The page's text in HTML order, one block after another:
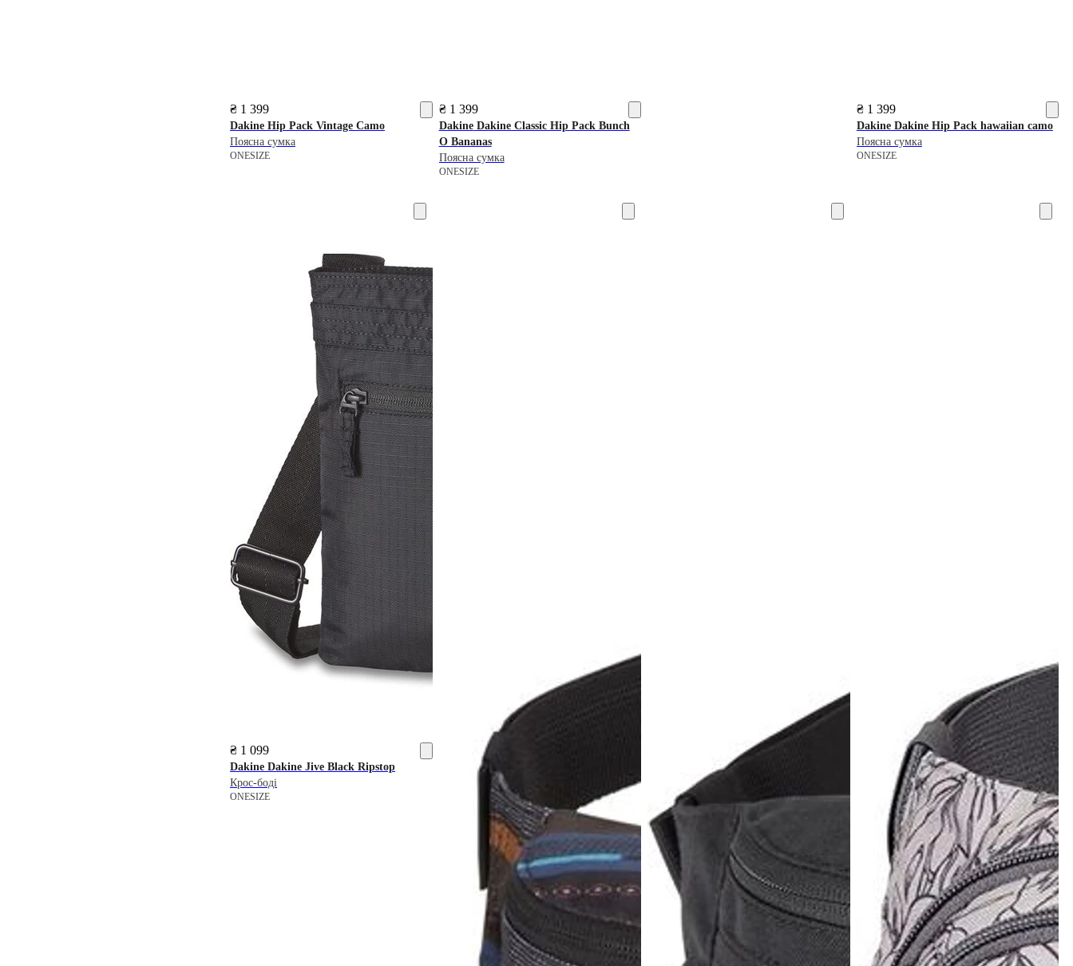
₴ 1 399
Dakine Hip Pack Vintage Camo
Поясна сумка
ONESIZE
₴ 1 399
DakineDakine Classic Hip Pack Bunch
O Bananas
Поясна сумка
ONESIZE
₴ 1 399
DakineDakine Hip Pack hawaiian camo
Поясна сумка
ONESIZE
₴ 1 099
Dakine Dakine Jive Black Ripstop
Крос-боді
ONESIZE